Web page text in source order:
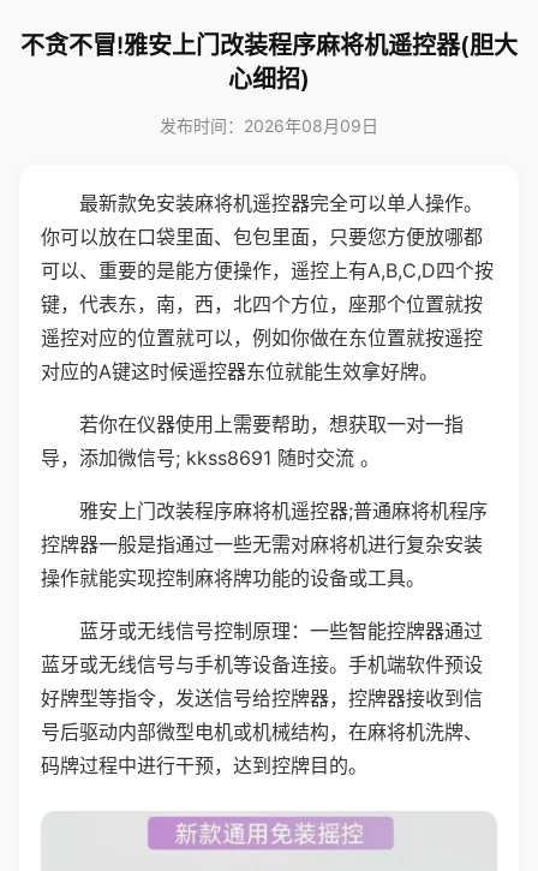
不贪不冒!雅安上门改装程序麻将机遥控器(胆大
心细招)
发布时间：2026年08月09日
最新款免安装麻将机遥控器完全可以单人操作。
你可以放在口袋里面、包包里面，只要您方便放哪都
可以、重要的是能方便操作，遥控上有A,B,C,D四个按
键，代表东，南，西，北四个方位，座那个位置就按
遥控对应的位置就可以，例如你做在东位置就按遥控
对应的A键这时候遥控器东位就能生效拿好牌。
若你在仪器使用上需要帮助，想获取一对一指
导，添加微信号; kkss8691 随时交流 。
雅安上门改装程序麻将机遥控器;普通麻将机程序
控牌器一般是指通过一些无需对麻将机进行复杂安装
操作就能实现控制麻将牌功能的设备或工具。
蓝牙或无线信号控制原理：一些智能控牌器通过
蓝牙或无线信号与手机等设备连接。手机端软件预设
好牌型等指令，发送信号给控牌器，控牌器接收到信
号后驱动内部微型电机或机械结构，在麻将机洗牌、
码牌过程中进行干预，达到控牌目的。